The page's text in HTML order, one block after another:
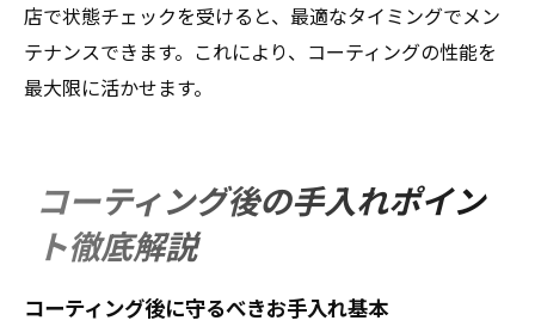
店で状態チェックを受けると、最適なタイミングでメン
テナンスできます。これにより、コーティングの性能を
最大限に活かせます。
コーティング後の手入れポイン
ト徹底解説
コーティング後に守るべきお手入れ基本